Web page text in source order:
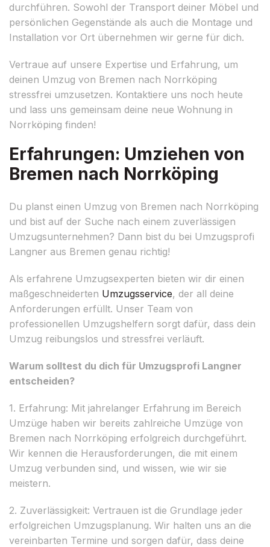
durchführen. Sowohl der Transport deiner Möbel und
persönlichen Gegenstände als auch die Montage und
Installation vor Ort übernehmen wir gerne für dich.
Vertraue auf unsere Expertise und Erfahrung, um
deinen Umzug von Bremen nach Norrköping
stressfrei umzusetzen. Kontaktiere uns noch heute
und lass uns gemeinsam deine neue Wohnung in
Norrköping finden!
Erfahrungen: Umziehen von
Bremen nach Norrköping
Du planst einen Umzug von Bremen nach Norrköping
und bist auf der Suche nach einem zuverlässigen
Umzugsunternehmen? Dann bist du bei Umzugsprofi
Langner aus Bremen genau richtig!
Als erfahrene Umzugsexperten bieten wir dir einen
maßgeschneiderten Umzugsservice, der all deine
Anforderungen erfüllt. Unser Team von
professionellen Umzugshelfern sorgt dafür, dass dein
Umzug reibungslos und stressfrei verläuft.
Warum solltest du dich für Umzugsprofi Langner
entscheiden?
1. Erfahrung: Mit jahrelanger Erfahrung im Bereich
Umzüge haben wir bereits zahlreiche Umzüge von
Bremen nach Norrköping erfolgreich durchgeführt.
Wir kennen die Herausforderungen, die mit einem
Umzug verbunden sind, und wissen, wie wir sie
meistern.
2. Zuverlässigkeit: Vertrauen ist die Grundlage jeder
erfolgreichen Umzugsplanung. Wir halten uns an die
vereinbarten Termine und sorgen dafür, dass deine